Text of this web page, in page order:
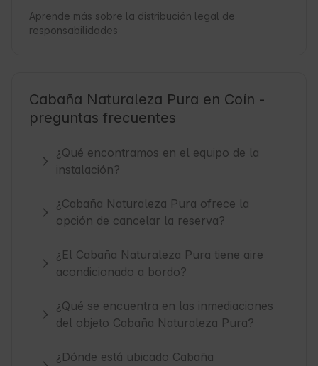
Aprende más sobre la distribución legal de
responsabilidades
Cabaña Naturaleza Pura en Coín -
preguntas frecuentes
¿Qué encontramos en el equipo de la
instalación?
¿Cabaña Naturaleza Pura ofrece la
opción de cancelar la reserva?
¿El Cabaña Naturaleza Pura tiene aire
acondicionado a bordo?
¿Qué se encuentra en las inmediaciones
del objeto Cabaña Naturaleza Pura?
¿Dónde está ubicado Cabaña